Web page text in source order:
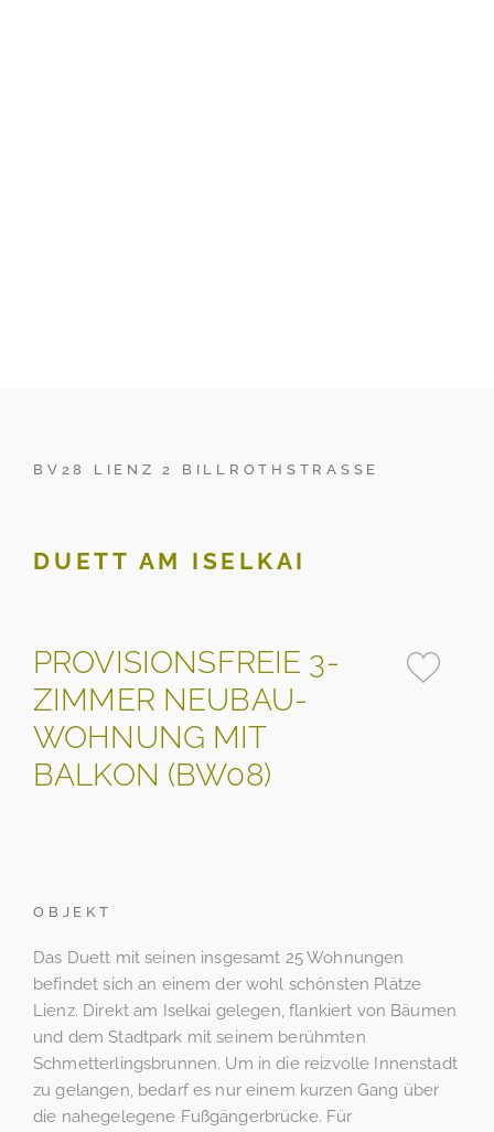
BV28 LIENZ 2 BILLROTHSTRASSE
DUETT AM ISELKAI
PROVISIONSFREIE 3-
ZIMMER NEUBAU-
WOHNUNG MIT
BALKON (BW08)
OBJEKT
Das Duett mit seinen insgesamt 25 Wohnungen
befindet sich an einem der wohl schönsten Plätze
Lienz. Direkt am Iselkai gelegen, flankiert von Bäumen
und dem Stadtpark mit seinem berühmten
Schmetterlingsbrunnen. Um in die reizvolle Innenstadt
zu gelangen, bedarf es nur einem kurzen Gang über
die nahegelegene Fußgängerbrücke. Für